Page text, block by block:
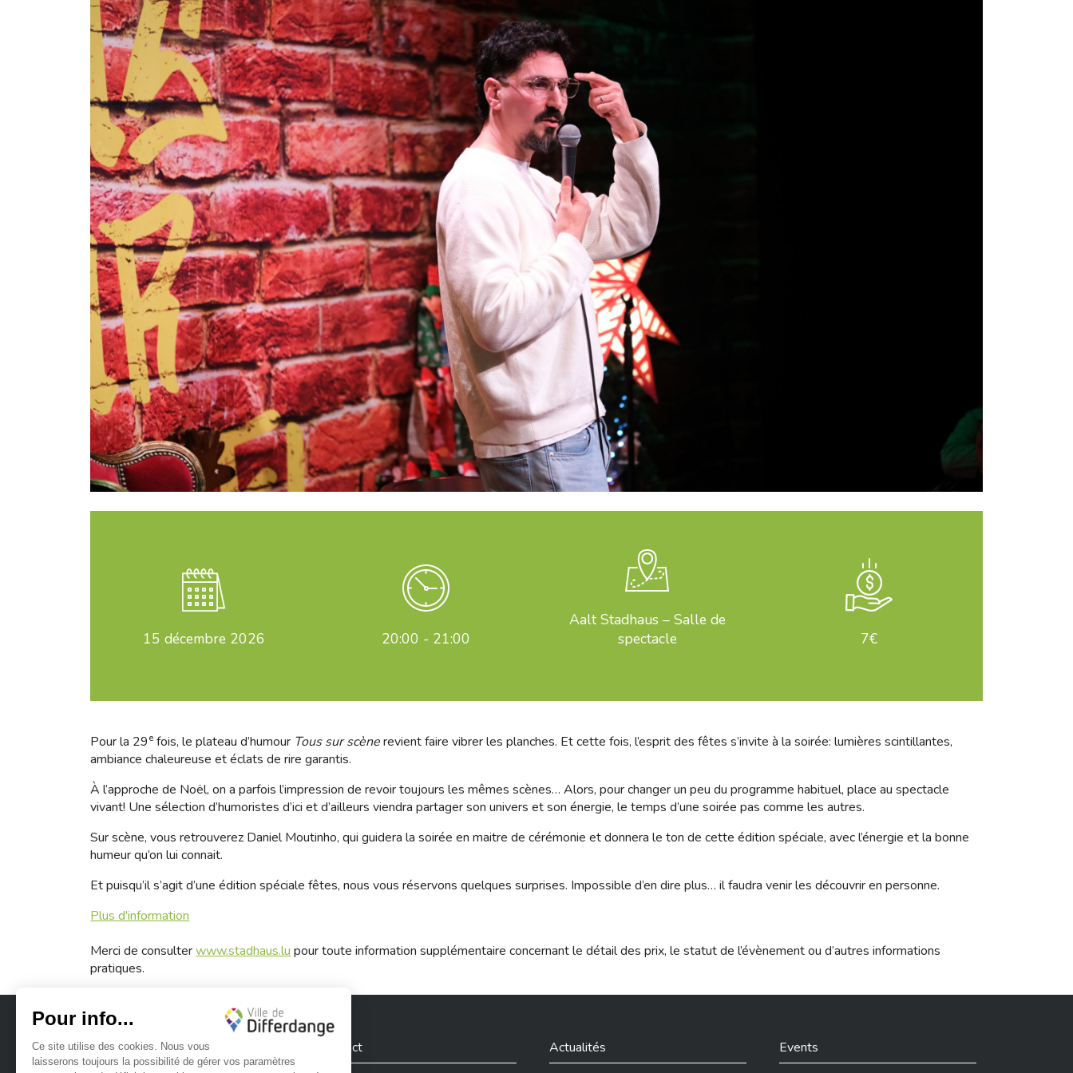
15 décembre 2026 20:00 - 21:00
Aalt Stadhaus – Salle de
spectacle
7€
Pour la 29e fois, le plateau d’humour Tous sur scènerevient faire vibrer les planches. Et cette fois, l’esprit des fêtes s’invite à la soirée: lumières scintillantes,
ambiance chaleureuse et éclats de rire garantis.
À l’approche de Noël, on a parfois l’impression de revoir toujours les mêmes scènes… Alors, pour changer un peu du programme habituel, place au spectacle
vivant! Une sélection d’humoristes d’ici et d’ailleurs viendra partager son univers et son énergie, le temps d’une soirée pas comme les autres.
Sur scène, vous retrouverez Daniel Moutinho, qui guidera la soirée en maitre de cérémonie et donnera le ton de cette édition spéciale, avec l’énergie et la bonne
humeur qu’on lui connait.
Et puisqu’il s’agit d’une édition spéciale fêtes, nous vous réservons quelques surprises. Impossible d’en dire plus… il faudra venir les découvrir en personne.
Plus d'information
Merci de consulterwww.stadhaus.lu pour toute information supplémentaire concernant le détail des prix, le statut de l’évènement ou d’autres informations
pratiques.
Contact
Actualités Events